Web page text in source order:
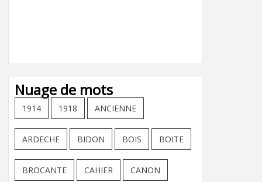
Nuage de mots
1914 1918 ANCIENNE
ARDECHE BIDON BOIS BOITE
BROCANTE CAHIER CANON